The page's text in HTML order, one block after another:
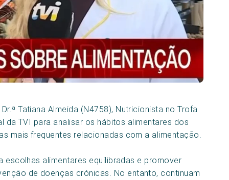
Tatiana Almeida (N4758), Nutricionista no Trofa
da TVI para analisar os hábitos alimentares dos
mais frequentes relacionadas com a alimentação.
alimentares equilibradas e promover
de doenças crónicas. No entanto, continuam